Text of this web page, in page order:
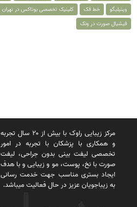
ویتیلیگو
خط فک کلینیک تخصصی بوتاکس در تهران
فیشیال صورت در ونک
مرکز زیبایی راوک با بیش از ۲۰ سال تجربه
و همکاری با پزشکان با تجربه در امور
تخصصی لیفت بینی بدون جراحی، لیفت
صورت با نخ، پوست، مو و زیبایی و با هدف
ایجاد بستری مناسب جهت خدمت رسانی
به زیباجویان عزیز در حال فعالیت میباشد.